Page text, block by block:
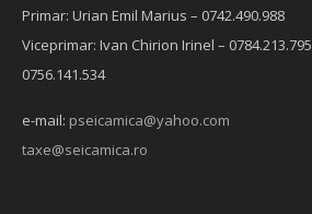
Primar: Urian Emil Marius – 0742.490.988
Viceprimar: Ivan Chirion Irinel – 0784.213.795
0756.141.534
e-mail: pseicamica@yahoo.com
taxe@seicamica.ro